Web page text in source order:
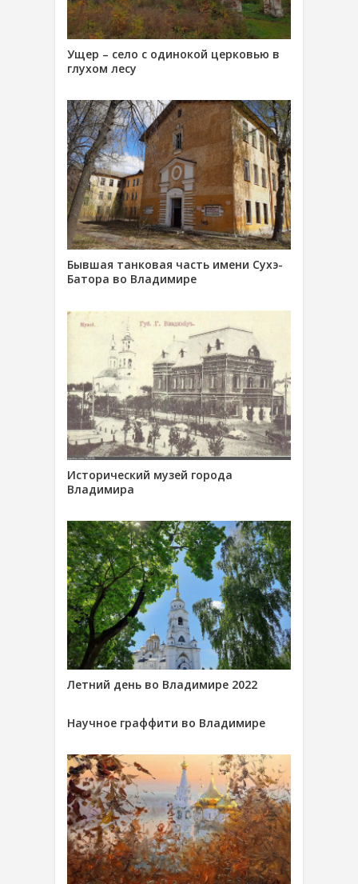
Ущер – село с одинокой церковью в
глухом лесу
Бывшая танковая часть имени Сухэ-
Батора во Владимире
Исторический музей города
Владимира
Летний день во Владимире 2022
Научное граффити во Владимире